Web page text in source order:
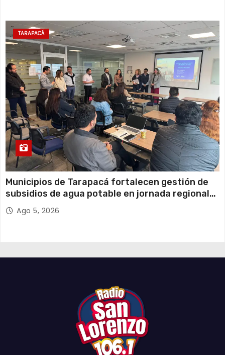
TARAPACÁ
Municipios de Tarapacá fortalecen gestión de
subsidios de agua potable en jornada regional
organizada por Aguas del Altiplano y ANDESS
Ago 5, 2026